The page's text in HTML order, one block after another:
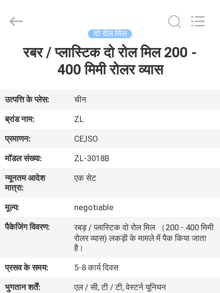
वीडियो
हमारे
बारे
में
कारखाना
भ्रमण
गुणवत्ता
नियंत्रण
Technology
दो रोल मिल
रबर / प्लास्टिक दो रोल मिल 200 -
400 मिमी रोलर व्यास
उत्पत्ति के प्लेस:
चीन
ब्रांड नाम:
ZL
प्रमाणन:
CE,ISO
मॉडल संख्या:
ZL-3018B
न्यूनतम आदेश
मात्रा:
एक सेट
मूल्य:
negotiable
पैकेजिंग विवरण:
रबड़ / प्लास्टिक दो रोल मिल （200 - 400 मिमी
रोलर व्यास) लकड़ी के मामले में पैक किया जाता
है।
प्रसव के समय:
5-8 कार्य दिवस
भुगतान शर्तें:
एल / सी, टी / टी, वेस्टर्न यूनियन